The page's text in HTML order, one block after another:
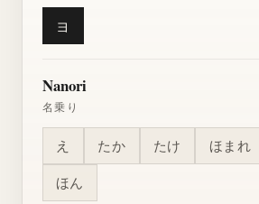
ヨ
Nanori
名乗り
え たか たけ ほまれ
ほん